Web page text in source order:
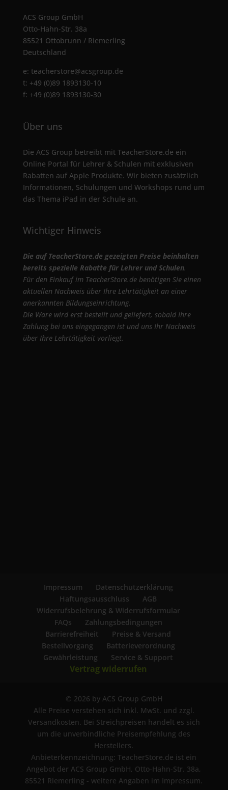
ACS Group GmbH
Otto-Hahn-Str. 38a
85521 Ottobrunn / Riemerling
Deutschland
e: teacherstore@acsgroup.de
t: +49 (0)89 1893130-10
f: +49 (0)89 1893130-30
Über uns
Die ACS Group betreibt mit TeacherStore.de ein
Online Portal für Lehrer & Schulen mit exklusiven
Rabatten auf Apple Produkte. Wir bieten zusätzlich
Informationen, Schulungen und Workshops rund um
das Thema iPad in der Schule an.
Wichtiger Hinweis
Die auf TeacherStore.de gezeigten Preise beinhalten
bereits spezielle Rabatte für Lehrer und Schulen.
Für den Einkauf im TeacherStore.de benötigen Sie einen
aktuellen Nachweis über Ihre Lehrtätigkeit an einer
anerkannten Bildungseinrichtung.
Die Ware wird erst bestellt und geliefert, sobald Ihre
Zahlung bei uns eingegangen ist und uns Ihr Nachweis
über Ihre Lehrtätigkeit vorliegt.
Impressum
Datenschutzerklärung
Haftungsausschluss
AGB
Widerrufsbelehrung & Widerrufsformular
FAQs
Zahlungsbedingungen
Barrierefreiheit
Preise & Versand
Bestellvorgang
Batterieverordnung
Gewährleistung
Service & Support
Vertrag widerrufen
© 2026 by ACS Group GmbH
Alle Preise verstehen sich inkl. MwSt. und zzgl.
Versandkosten. Bei Streichpreisen handelt es sich
um die unverbindliche Preisempfehlung des
Herstellers.
Anbieterkennzeichnung: TeacherStore.de ist ein
Angebot der ACS Group GmbH, Otto-Hahn-Str. 38a,
85521 Riemerling - weitere Angaben im Impressum.